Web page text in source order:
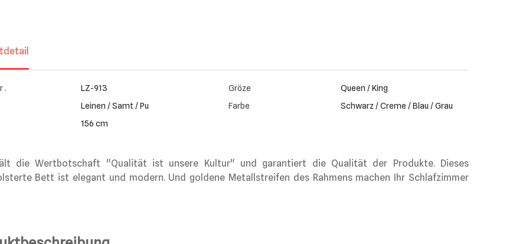
. LZ-913 Gröze
Queen / King
Leinen / Samt / Pu
Farbe
Schwarz / Creme / Blau / Grau
156 cm